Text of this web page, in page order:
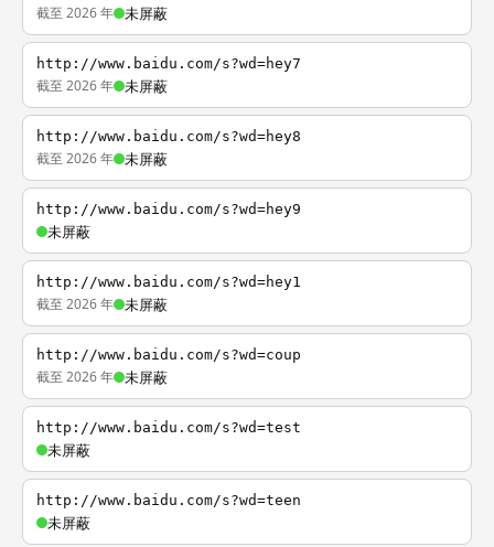
截至 2026 年 未屏蔽
http://www.baidu.com/s?wd=hey7
截至 2026 年 未屏蔽
http://www.baidu.com/s?wd=hey8
截至 2026 年 未屏蔽
http://www.baidu.com/s?wd=hey9
未屏蔽
http://www.baidu.com/s?wd=hey1
截至 2026 年 未屏蔽
http://www.baidu.com/s?wd=coup
截至 2026 年 未屏蔽
http://www.baidu.com/s?wd=test
未屏蔽
http://www.baidu.com/s?wd=teen
未屏蔽